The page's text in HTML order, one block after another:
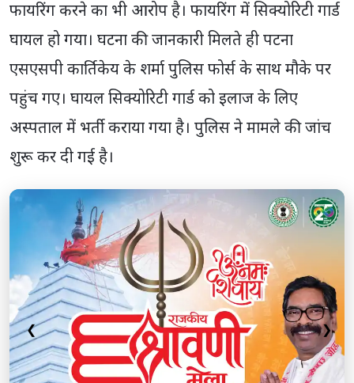
फायरिंग करने का भी आरोप है। फायरिंग में सिक्योरिटी गार्ड
घायल हो गया। घटना की जानकारी मिलते ही पटना
एसएसपी कार्तिकेय के शर्मा पुलिस फोर्स के साथ मौके पर
पहुंच गए। घायल सिक्योरिटी गार्ड को इलाज के लिए
अस्पताल में भर्ती कराया गया है। पुलिस ने मामले की जांच
शुरू कर दी गई है।
❮ ❯